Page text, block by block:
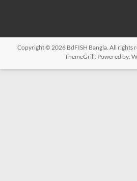
Copyright © 2026 BdFISH Bangla. All rights
ThemeGrill. Powered by: